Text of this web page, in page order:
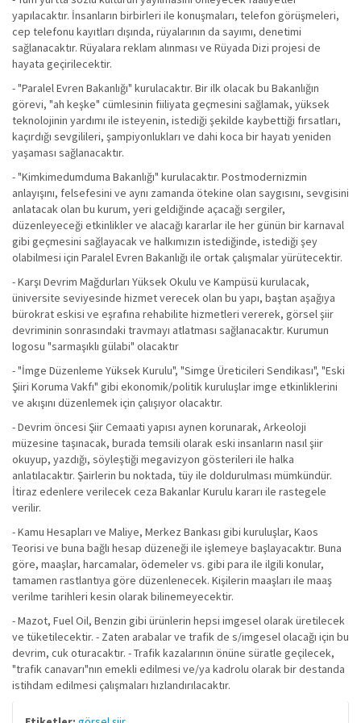
yapılacaktır. İnsanların birbirleri ile konuşmaları, telefon görüşmeleri,
cep telefonu kayıtları dışında, rüyalarının da sayımı, denetimi
sağlanacaktır. Rüyalara reklam alınması ve Rüyada Dizi projesi de
hayata geçirilecektir.
- "Paralel Evren Bakanlığı" kurulacaktır. Bir ilk olacak bu Bakanlığın
görevi, "ah keşke" cümlesinin fiiliyata geçmesini sağlamak, yüksek
teknolojinin yardımı ile isteyenin, istediği şekilde kaybettiği fırsatları,
kaçırdığı sevgilileri, şampiyonlukları ve dahi koca bir hayatı yeniden
yaşaması sağlanacaktır.
- "Kimkimedumduma Bakanlığı" kurulacaktır. Postmodernizmin
anlayışını, felsefesini ve aynı zamanda ötekine olan saygısını, sevgisini
anlatacak olan bu kurum, yeri geldiğinde açacağı sergiler,
düzenleyeceği etkinlikler ve alacağı kararlar ile her günün bir karnaval
gibi geçmesini sağlayacak ve halkımızın istediğinde, istediği şey
olabilmesi için Paralel Evren Bakanlığı ile ortak çalışmalar yürütecektir.
- Karşı Devrim Mağdurları Yüksek Okulu ve Kampüsü kurulacak,
üniversite seviyesinde hizmet verecek olan bu yapı, baştan aşağıya
bürokrat eskisi ve eşrafına rehabilite hizmetleri vererek, görsel şiir
devriminin sonrasındaki travmayı atlatması sağlanacaktır. Kurumun
logosu "sarmaşıklı gülabi" olacaktır
- "İmge Düzenleme Yüksek Kurulu", "Simge Üreticileri Sendikası", "Eski
Şiiri Koruma Vakfı" gibi ekonomik/politik kuruluşlar imge etkinliklerini
ve akışını düzenlemek için çalışıyor olacaktır.
- Devrim öncesi Şiir Cemaati yapısı aynen korunarak, Arkeoloji
müzesine taşınacak, burada temsili olarak eski insanların nasıl şiir
okuyup, yazdığı, söyleştiği megavizyon gösterileri ile halka
anlatılacaktır. Şairlerin bu noktada, tüy ile doldurulması mümkündür.
İtiraz edenlere verilecek ceza Bakanlar Kurulu kararı ile rastegele
verilir.
- Kamu Hesapları ve Maliye, Merkez Bankası gibi kuruluşlar, Kaos
Teorisi ve buna bağlı hesap düzeneği ile işlemeye başlayacaktır. Buna
göre, maaşlar, harcamalar, ödemeler vs. gibi para ile ilgili konular,
tamamen rastlantıya göre düzenlenecek. Kişilerin maaşları ile maaş
verilme tarihleri kesin olarak bilinemeyecektir.
- Mazot, Fuel Oil, Benzin gibi ürünlerin hepsi imgesel olarak üretilecek
ve tüketilecektir. - Zaten arabalar ve trafik de s/imgesel olacağı için bu
devrim, cuk oturacaktır. - Trafik kazalarının önüne süratle geçilecek,
"trafik canavarı"nın emekli edilmesi ve/ya kadrolu olarak bir destanda
istihdam edilmesi çalışmaları hızlandırılacaktır.